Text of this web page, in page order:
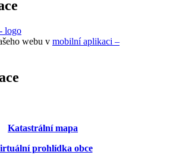
webu v mobilní aplikaci –
Katastrální mapa
prohlídka obce